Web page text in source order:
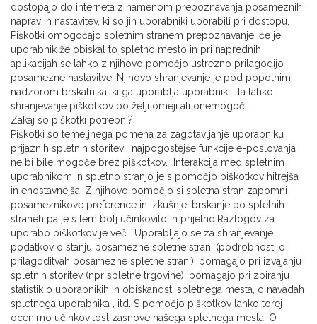
dostopajo do interneta z namenom prepoznavanja posameznih
naprav in nastavitev, ki so jih uporabniki uporabili pri dostopu.
Piškotki omogočajo spletnim stranem prepoznavanje, če je
uporabnik že obiskal to spletno mesto in pri naprednih
aplikacijah se lahko z njihovo pomočjo ustrezno prilagodijo
posamezne nastavitve. Njihovo shranjevanje je pod popolnim
nadzorom brskalnika, ki ga uporablja uporabnik - ta lahko
shranjevanje piškotkov po želji omeji ali onemogoči.
Zakaj so piškotki potrebni?
Piškotki so temeljnega pomena za zagotavljanje uporabniku
prijaznih spletnih storitev; najpogostejše funkcije e-poslovanja
ne bi bile mogoče brez piškotkov. Interakcija med spletnim
uporabnikom in spletno stranjo je s pomočjo piškotkov hitrejša
in enostavnejša. Z njihovo pomočjo si spletna stran zapomni
posameznikove preference in izkušnje, brskanje po spletnih
straneh pa je s tem bolj učinkovito in prijetno.Razlogov za
uporabo piškotkov je več. Uporabljajo se za shranjevanje
podatkov o stanju posamezne spletne strani (podrobnosti o
prilagoditvah posamezne spletne strani), pomagajo pri izvajanju
spletnih storitev (npr spletne trgovine), pomagajo pri zbiranju
statistik o uporabnikih in obiskanosti spletnega mesta, o navadah
spletnega uporabnika , itd. S pomočjo piškotkov lahko torej
ocenimo učinkovitost zasnove našega spletnega mesta. O